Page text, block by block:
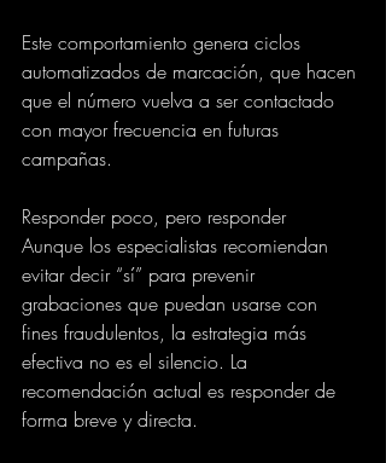
Este comportamiento genera ciclos
automatizados de marcación, que hacen
que el número vuelva a ser contactado
con mayor frecuencia en futuras
campañas.
Responder poco, pero responder
Aunque los especialistas recomiendan
evitar decir “sí” para prevenir
grabaciones que puedan usarse con
fines fraudulentos, la estrategia más
efectiva no es el silencio. La
recomendación actual es responder de
forma breve y directa.